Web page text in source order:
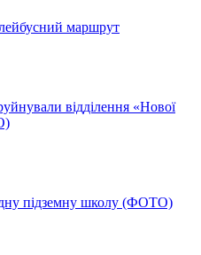
маршрут
відділення «Нової
підземну школу (ФОТО)